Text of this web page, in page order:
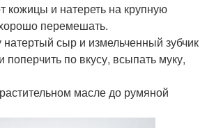
кожицы и натереть на крупную
перемешать.
натертый сыр и измельченный зубчик
поперчить по вкусу, всыпать муку,
масле до румяной